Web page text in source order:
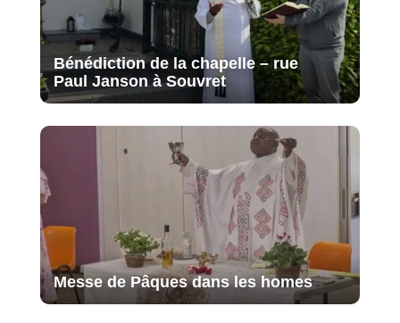
Bénédiction de la chapelle – rue
Paul Janson à Souvret
Messe de Pâques dans les homes